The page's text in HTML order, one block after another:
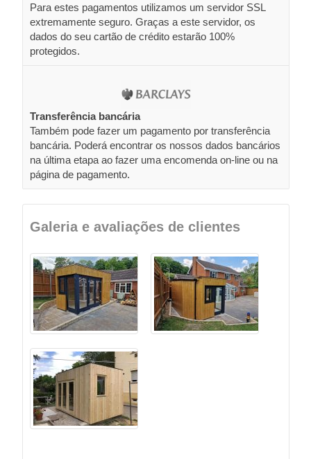
Para estes pagamentos utilizamos um servidor SSL
extremamente seguro. Graças a este servidor, os
dados do seu cartão de crédito estarão 100%
protegidos.
Transferência bancária
Também pode fazer um pagamento por transferência
bancária. Poderá encontrar os nossos dados bancários
na última etapa ao fazer uma encomenda on-line ou na
página de pagamento.
Galeria e avaliações de clientes